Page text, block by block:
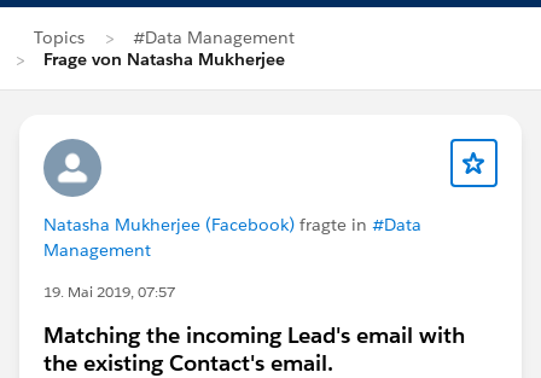
Topics
#Data Management
Frage von Natasha Mukherjee
Natasha Mukherjee (Facebook) fragte in #Data
Management
19. Mai 2019, 07:57
Matching the incoming Lead's email with
the existing Contact's email.